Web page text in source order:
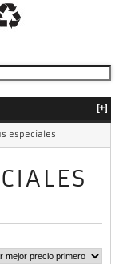
[+]
especiales